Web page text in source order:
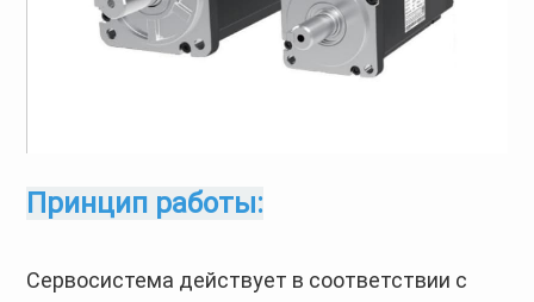
Принцип работы:
Сервосистема действует в соответствии с